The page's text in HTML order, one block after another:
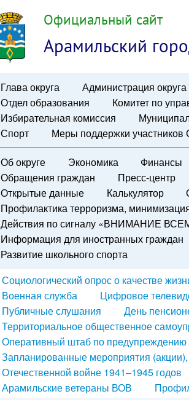
Официальный сайт
Арамильский
Глава округа Администрация округа
Отдел образования
Комитет по
Избирательная комиссия
Спорт
Меры поддержки
Об округе Экономика Финансы
Обращения граждан
Пресс-центр
Открытые данные
Калькулятор
Профилактика терроризма,
Действия по сигналу «ВНИМАНИЕ
Информация для иностранных граждан
Развитие школьного спорта
Социологический опрос о качестве
Военная служба
Цифровое
Публичные слушания
День
Территориальное общественное
Оперативный штаб по предупреждению
Запланированные мероприятия
Отечественной войне 1941–1945 годов
Арамильские ветераны ВОВ